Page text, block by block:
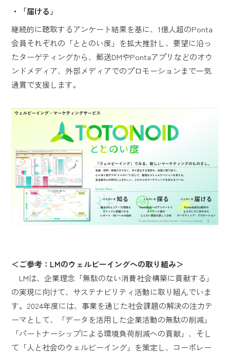
・「届ける」
継続的に聴取するアンケート結果を基に、1億人超のPonta
会員それぞれの「ととのい度」を拡大推計し、要望に沿っ
たターゲティングから、郵送DMやPontaアプリなどのオウ
ンドメディア、外部メディアでのプロモーションまで一気
通貫で支援します。
＜ご参考：LMのウェルビーイングへの取り組み＞
LMは、企業理念「無駄のない消費社会構築に貢献する」
の実現に向けて、サステナビリティ活動に取り組んでいま
す。2024年度には、事業を通じた社会課題の解決の注力テ
ーマとして、「データを活用した企業活動の無駄の削減」
「パートナーシップによる環境負荷削減への貢献」、そし
て「人と社会のウェルビーイング」を策定し、コーポレー